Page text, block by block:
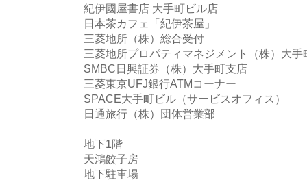
紀伊國屋書店 大手町ビル店
日本茶カフェ「紀伊茶屋」
三菱地所（株）総合受付
三菱地所プロパティマネジメント（株）大手
SMBC日興証券（株）大手町支店
三菱東京UFJ銀行ATMコーナー
SPACE大手町ビル（サービスオフィス）
日通旅行（株）団体営業部
地下1階
天鴻餃子房
地下駐車場